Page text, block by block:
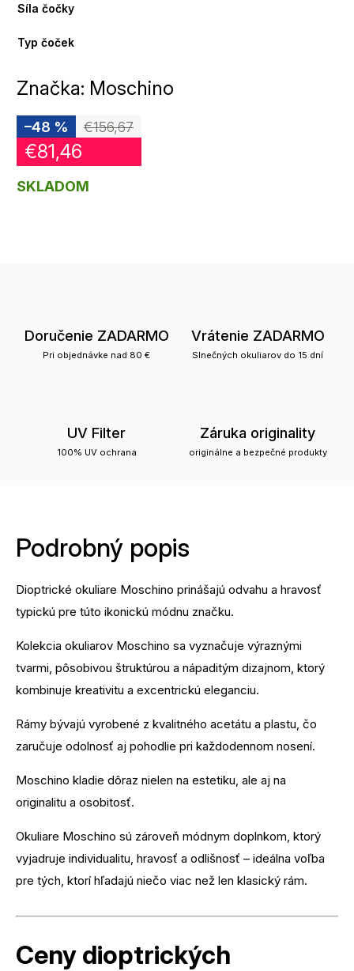
Síla čočky
Typ čoček
Značka: Moschino
€156,67
–48 %
€81,46
SKLADOM
Doručenie ZADARMO
Pri objednávke nad 80 €
Vrátenie ZADARMO
Slnečných okuliarov do 15 dní
UV Filter
100% UV ochrana
Záruka originality
originálne a bezpečné produkty
Podrobný popis
Dioptrické okuliare Moschino prinášajú odvahu a hravosť
typickú pre túto ikonickú módnu značku.
Kolekcia okuliarov Moschino sa vyznačuje výraznými
tvarmi, pôsobivou štruktúrou a nápaditým dizajnom, ktorý
kombinuje kreativitu a excentrickú eleganciu.
Rámy bývajú vyrobené z kvalitného acetátu a plastu, čo
zaručuje odolnosť aj pohodlie pri každodennom nosení.
Moschino kladie dôraz nielen na estetiku, ale aj na
originalitu a osobitosť.
Okuliare Moschino sú zároveň módnym doplnkom, ktorý
vyjadruje individualitu, hravosť a odlišnosť – ideálna voľba
pre tých, ktorí hľadajú niečo viac než len klasický rám.
Ceny dioptrických